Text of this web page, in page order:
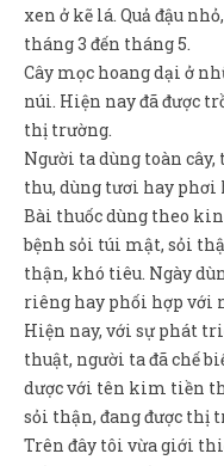
xen ở kẽ lá. Quả đậu
tháng 3 đến tháng 5.
Cây mọc hoang dại ở
núi. Hiện nay đã được
thị trường.
Người ta dùng toàn
thu, dùng tươi hay phơi
Bài thuốc dùng theo
bệnh sỏi túi mật, sỏi
thận, khó tiêu. Ngày
riêng hay phối hợp với
Hiện nay, với sự phát
thuật, người ta đã chế
dược với tên kim tiền
sỏi thận, đang được thị
Trên đây tôi vừa giới